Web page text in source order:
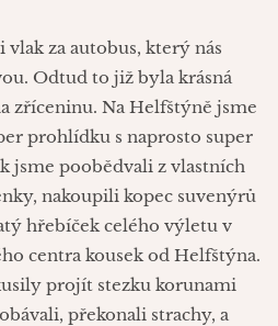
za autobus, který nás
Odtud to již byla krásná
zříceninu. Na Helfštýně jsme
prohlídku s naprosto super
jsme poobědvali z vlastních
nakoupili kopec suvenýrů
hřebíček celého výletu v
centra kousek od Helfštýna.
projít stezku korunami
překonali strachy, a